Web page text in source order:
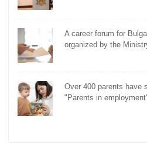
A career forum for
organized by the
Over 400 parents have
"Parents in